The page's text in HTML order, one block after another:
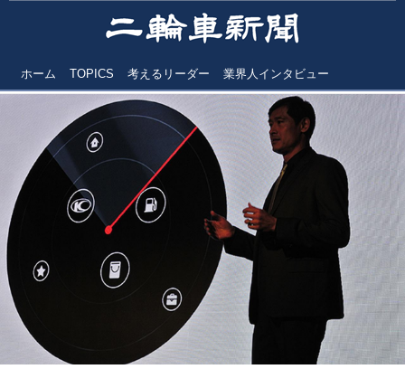
ホーム TOPICS 考えるリーダー 業界人インタビュー